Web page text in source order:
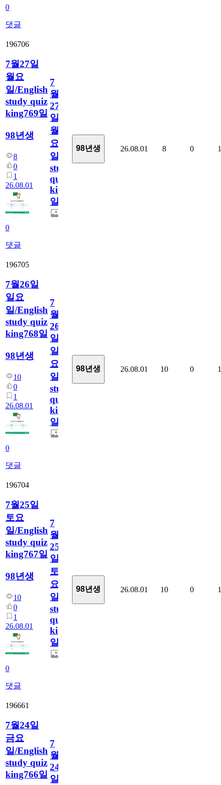
0
댓글
196706
7월27일
월요
일/English
study quiz
king769일
98년생
8
0
1
26.08.01
0
댓글
7
월
27
일
월
요
일/English
study
quiz
king769
일
98년생 26.08.01 8 0 1
196705
7월26일
일요
일/English
study quiz
king768일
98년생
10
0
1
26.08.01
0
댓글
7
월
26
일
일
요
일/English
study
quiz
king768
일
98년생 26.08.01 10 0 1
196704
7월25일
토요
일/English
study quiz
king767일
98년생
10
0
1
26.08.01
0
댓글
7
월
25
일
토
요
일/English
study
quiz
king767
일
98년생 26.08.01 10 0 1
196661
7월24일
금요
일/English
study quiz
king766일
7
월
24
일